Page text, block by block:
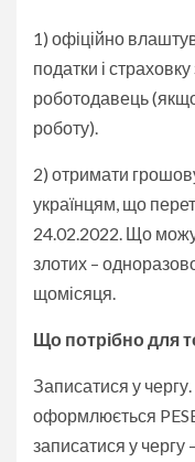
1) офіційно
податки і
роботодавець
роботу).
2) отримати
українцям, що
24.02.2022. Що
злотих –
щомісяця.
Що потрібно для
Записатися у
оформлюється
записатися у чергу